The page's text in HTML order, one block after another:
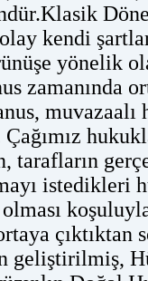
kendi
yönelik
zamanında
geliştirilmiş,